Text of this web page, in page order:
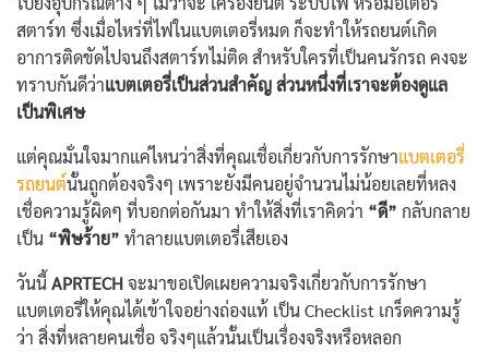
สตาร์ท ซึ่งเมื่อไหร่ที่ไฟในแบตเตอรี่หมด ก็จะทำให้รถยนต์เกิด
อาการติดขัดไปจนถึงสตาร์ทไม่ติด สำหรับใครที่เป็นคนรักรถ คงจะ
ทราบกันดีว่าแบตเตอรี่เป็นส่วนสำคัญ ส่วนหนึ่งที่เราจะต้องดูแล
เป็นพิเศษ
แต่คุณมั่นใจมากแค่ไหนว่าสิ่งที่คุณเชื่อเกี่ยวกับการรักษาแบตเตอรี่
รถยนต์นั้นถูกต้องจริงๆ เพราะยังมีคนอยู่จำนวนไม่น้อยเลยที่หลง
เชื่อความรู้ผิดๆ ที่บอกต่อกันมา ทำให้สิ่งที่เราคิดว่า “ดี” กลับกลาย
เป็น “พิษร้าย” ทำลายแบตเตอรี่เสียเอง
วันนี้APRTECHจะมาขอเปิดเผยความจริงเกี่ยวกับการรักษา
แบตเตอรี่ให้คุณได้เข้าใจอย่างถ่องแท้ เป็น Checklist เกร็ดความรู้
ว่า สิ่งที่หลายคนเชื่อ จริงๆแล้วนั้นเป็นเรื่องจริงหรือหลอก